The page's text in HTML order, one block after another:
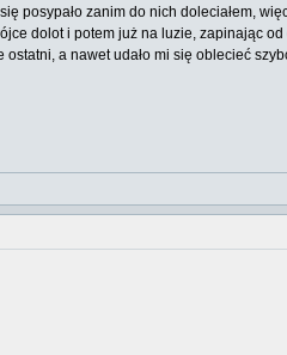
posypało zanim do nich doleciałem,
dolot i potem już na luzie, zapinając
a nawet udało mi się oblecieć